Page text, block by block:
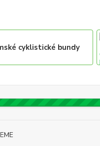
cyklistické bundy